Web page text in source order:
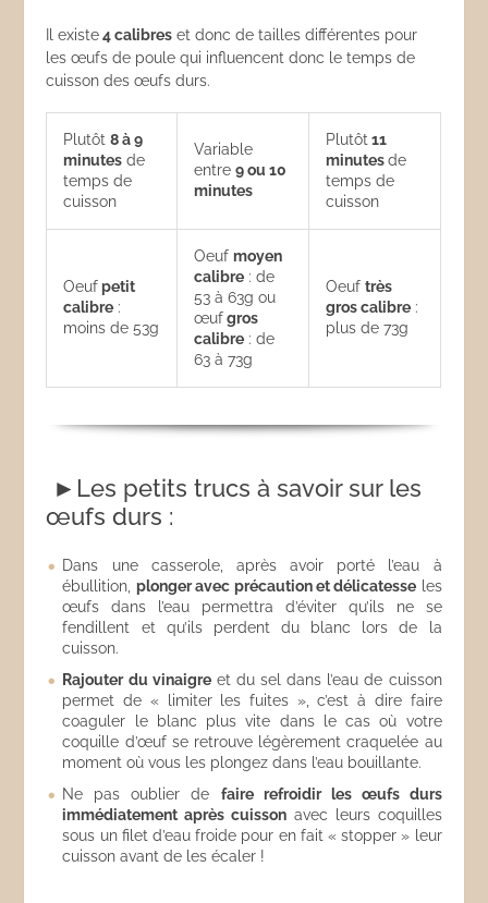
Il existe4 calibres et donc de tailles différentes pour
les œufs de poule qui influencent donc le temps de
cuisson des œufs durs.
Plutôt8 à 9
minutes de
temps de
cuisson
Variable
entre9 ou 10
minutes
Plutôt 11
minutesde
temps de
cuisson
Oeufpetit
calibre :
moins de 53g
Oeufmoyen
calibre : de
53 à 63g ou
œufgros
calibre : de
63 à 73g
Oeuftrès
gros calibre :
plus de 73g
►Les petits trucs à savoir sur les
œufs durs :
Dans une casserole, après avoir porté l’eau à
ébullition, plonger avec précaution et délicatesse les
œufs dans l’eau permettra d’éviter qu’ils ne se
fendillent et qu’ils perdent du blanc lors de la
cuisson.
Rajouter du vinaigreet du sel dans l’eau de cuisson
permet de « limiter les fuites », c’est à dire faire
coaguler le blanc plus vite dans le cas où votre
coquille d’œuf se retrouve légèrement craquelée au
moment où vous les plongez dans l’eau bouillante.
Ne pas oublier de faire refroidir les œufs durs
immédiatement après cuisson avec leurs coquilles
sous un filet d’eau froide pour en fait « stopper » leur
cuisson avant de les écaler !